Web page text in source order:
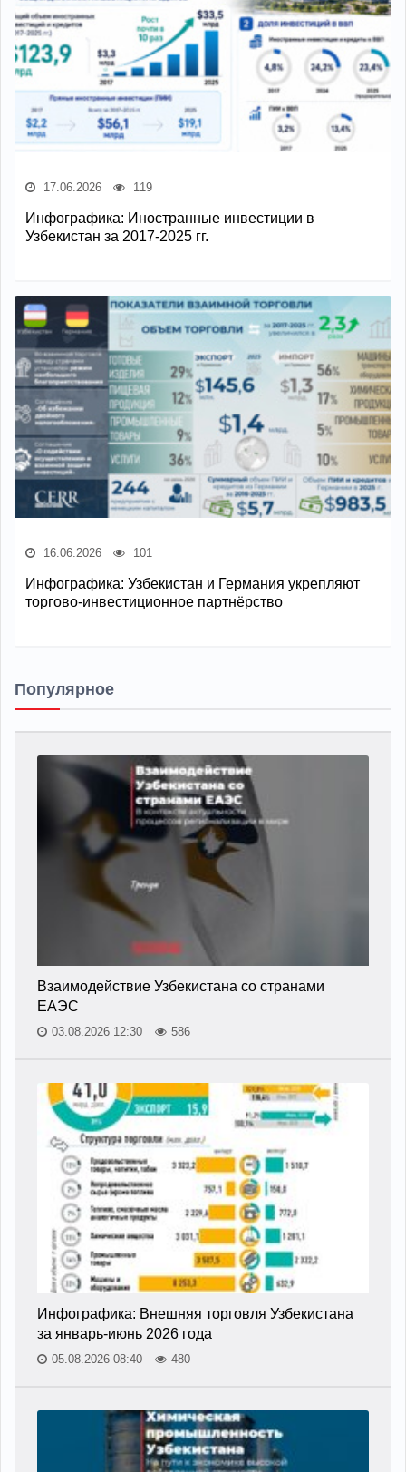
17.06.2026 119
Инфографика: Иностранные инвестиции в
Узбекистан за 2017-2025 гг.
16.06.2026 101
Инфографика: Узбекистан и Германия укрепляют
торгово-инвестиционное партнёрство
Популярное
Взаимодействие Узбекистана со странами
ЕАЭС
03.08.2026 12:30 586
Инфографика: Внешняя торговля Узбекистана
за январь-июнь 2026 года
05.08.2026 08:40 480